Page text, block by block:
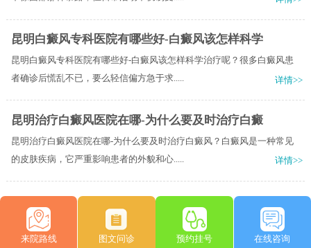
昆明白癜风专科医院有哪些好-白癜风该怎样科学
昆明白癜风专科医院有哪些好-白癜风该怎样科学治疗呢？很多白癜风患
者确诊后慌乱不已，要么轻信偏方急于求.....
详情>>
昆明治疗白癜风医院在哪-为什么要及时治疗白癜
昆明治疗白癜风医院在哪-为什么要及时治疗白癜风？白癜风是一种常见
的皮肤疾病，它严重影响患者的外貌和心.....
详情>>
来院路线 图文问诊 预约挂号 在线咨询